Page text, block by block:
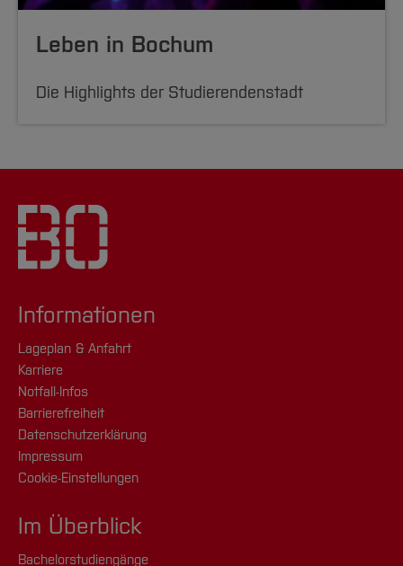
Leben in Bochum
Die Highlights der Studierendenstadt
Informationen
Lageplan & Anfahrt
Karriere
Notfall-Infos
Barrierefreiheit
Datenschutzerklärung
Impressum
Cookie-Einstellungen
Im Überblick
Bachelorstudiengänge